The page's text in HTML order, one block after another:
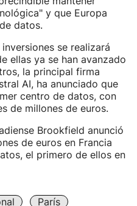
y que Europa
datos.
se realizará
ellas ya se han avanzado
la principal firma
AI, ha anunciado que
centro de datos, con
de millones de euros.
Brookfield anunció
de euros en Francia
el primero de ellos en
París